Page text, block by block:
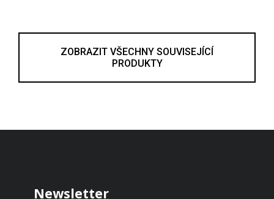
ZOBRAZIT VŠECHNY SOUVISEJÍCÍ
PRODUKTY
Newsletter